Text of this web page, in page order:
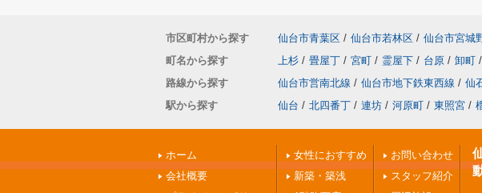
市区町村から探す 仙台市青葉区 / 仙台市若林区 / 仙台市宮城
町名から探す
上杉 / 畳屋丁 / 宮町 / 霊屋下 / 台原 / 卸町 /
路線から探す
仙台市営南北線 / 仙台市地下鉄東西線 / 仙
駅から探す
仙台 / 北四番丁 / 連坊 / 河原町 / 東照宮 /
ホーム
会社概要
女性におすすめ
新築・築浅
お問い合わせ
スタッフ紹介